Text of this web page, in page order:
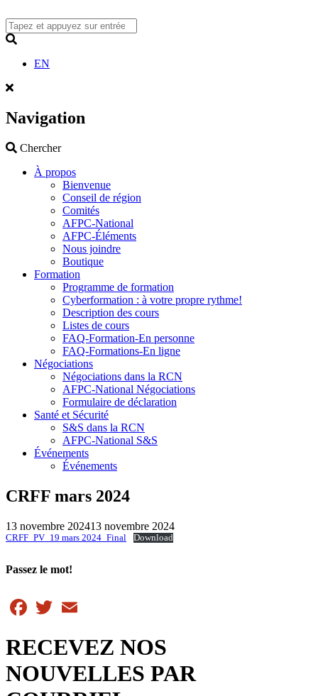
to
content
EN
Navigation
ChercherSearch
À propos
Bienvenue
Conseil de région
Comités
AFPC-National
AFPC-Éléments
Nous joindre
Boutique
Formation
Programme de formation
Cyberformation : à votre propre rythme!
Description des cours
Listes de cours
FAQ-Formation-En personne
FAQ-Formations-En ligne
Négociations
Négociations dans la RCN
AFPC-National Négociations
Formulaire de déclaration
Santé et Sécurité
S&S dans la RCN
AFPC-National S&S
Événements
Événements
CRFF mars 2024
13 novembre 202413 novembre 2024
CRFF_PV_19 mars 2024_Final Download
Passez le mot!
Facebook
Twitter
RECEVEZ NOS
NOUVELLES PAR